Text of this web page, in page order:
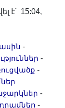
է՝ 15:04,
-
-
-
-
-